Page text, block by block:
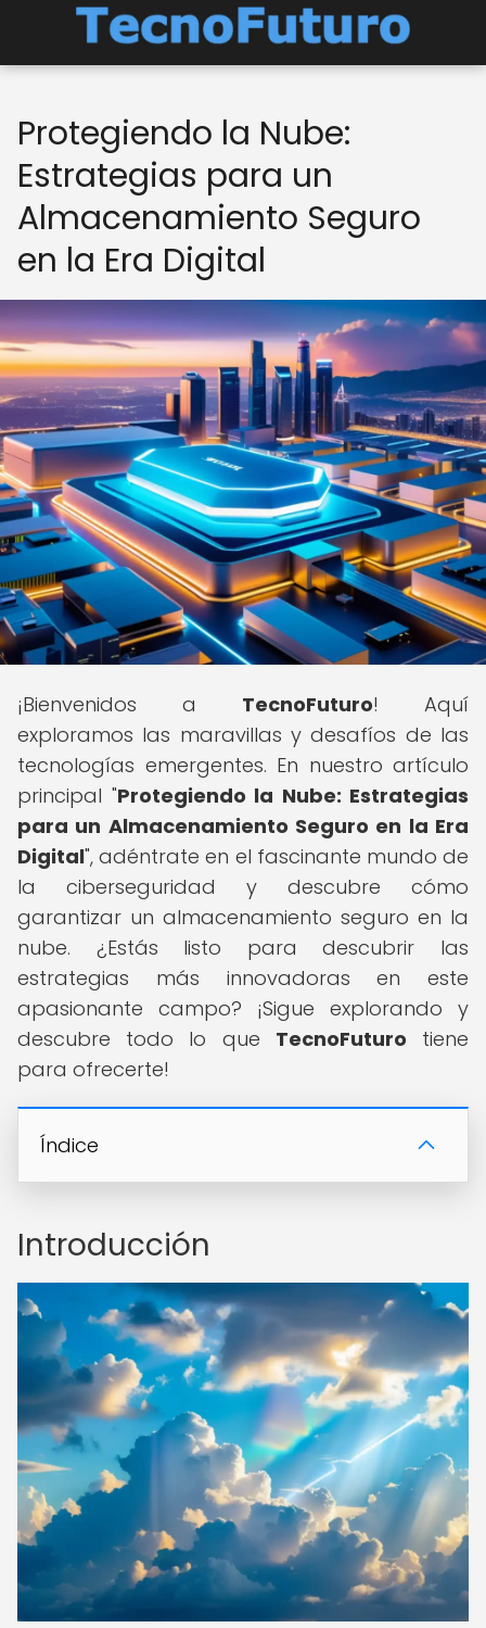
Protegiendo la Nube:
Estrategias para un
Almacenamiento Seguro
en la Era Digital
¡Bienvenidos a TecnoFuturo! Aquí
exploramos las maravillas y desafíos de las
tecnologías emergentes. En nuestro artículo
principal "Protegiendo la Nube: Estrategias
para un Almacenamiento Seguro en la Era
Digital", adéntrate en el fascinante mundo de
la ciberseguridad y descubre cómo
garantizar un almacenamiento seguro en la
nube. ¿Estás listo para descubrir las
estrategias más innovadoras en este
apasionante campo? ¡Sigue explorando y
descubre todo lo que TecnoFuturo tiene
para ofrecerte!
Índice
Introducción